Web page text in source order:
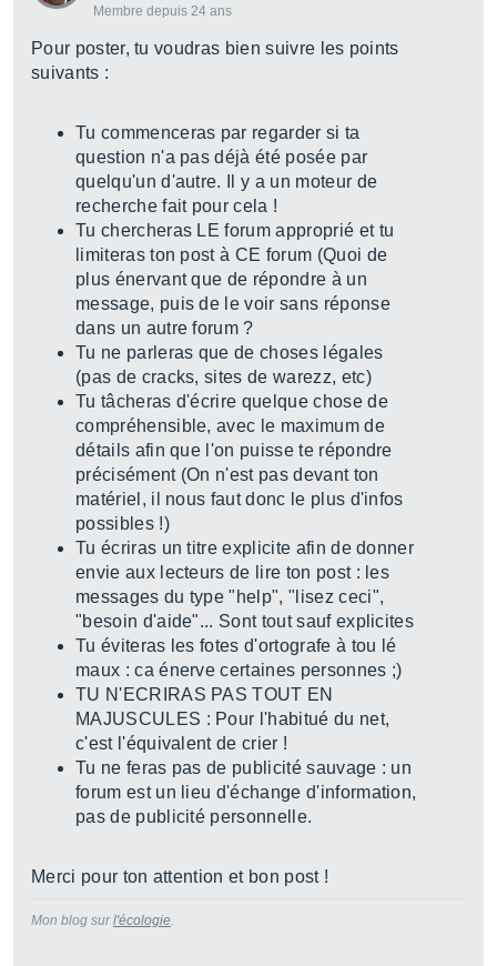
Membre depuis 24 ans
Pour poster, tu voudras bien suivre les points
suivants :
Tu commenceras par regarder si ta
question n'a pas déjà été posée par
quelqu'un d'autre. Il y a un moteur de
recherche fait pour cela !
Tu chercheras LE forum approprié et tu
limiteras ton post à CE forum (Quoi de
plus énervant que de répondre à un
message, puis de le voir sans réponse
dans un autre forum ?
Tu ne parleras que de choses légales
(pas de cracks, sites de warezz, etc)
Tu tâcheras d'écrire quelque chose de
compréhensible, avec le maximum de
détails afin que l'on puisse te répondre
précisément (On n'est pas devant ton
matériel, il nous faut donc le plus d'infos
possibles !)
Tu écriras un titre explicite afin de donner
envie aux lecteurs de lire ton post : les
messages du type "help", "lisez ceci",
"besoin d'aide"... Sont tout sauf explicites
Tu éviteras les fotes d'ortografe à tou lé
maux : ca énerve certaines personnes ;)
TU N'ECRIRAS PAS TOUT EN
MAJUSCULES : Pour l'habitué du net,
c'est l'équivalent de crier !
Tu ne feras pas de publicité sauvage : un
forum est un lieu d'échange d'information,
pas de publicité personnelle.
Merci pour ton attention et bon post !
Mon blog surl'écologie.